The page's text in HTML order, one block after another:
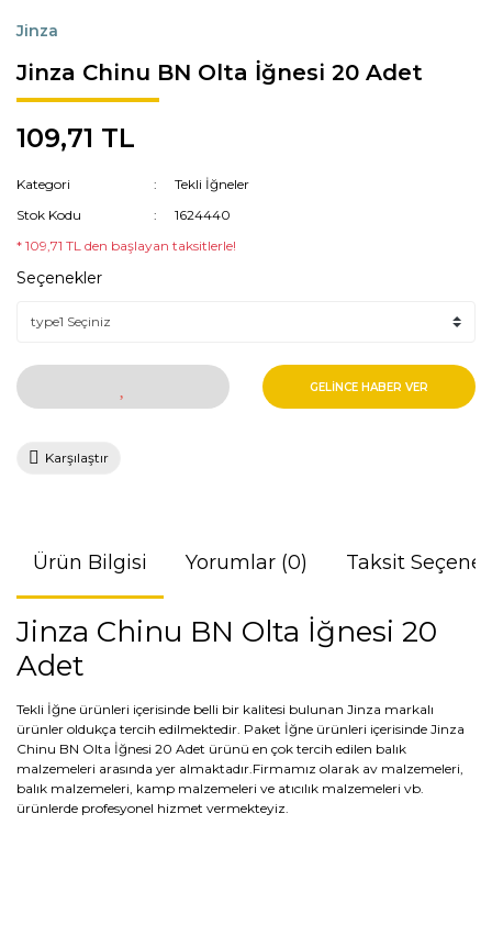
Jinza
Jinza Chinu BN Olta İğnesi 20 Adet
109,71 TL
Kategori
Tekli İğneler
Stok Kodu
1624440
* 109,71 TL den başlayan taksitlerle!
Seçenekler
GELİNCE HABER VER
Karşılaştır
Ürün Bilgisi Yorumlar (0) Taksit
Jinza Chinu BN Olta İğnesi 20
Adet
Tekli İğne ürünleri içerisinde belli bir kalitesi bulunan Jinza markalı
ürünler oldukça tercih edilmektedir. Paket İğne ürünleri içerisinde Jinza
Chinu BN Olta İğnesi 20 Adet ürünü en çok tercih edilen balık
malzemeleri arasında yer almaktadır.Firmamız olarak av malzemeleri,
balık malzemeleri, kamp malzemeleri ve atıcılık malzemeleri vb.
ürünlerde profesyonel hizmet vermekteyiz.